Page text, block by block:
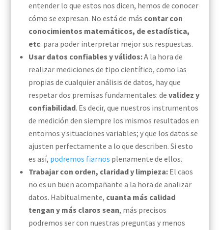
entender lo que estos nos dicen, hemos de conocer
cómo se expresan. No está de más contar con
conocimientos matemáticos, de estadística,
etc. para poder interpretar mejor sus respuestas.
Usar datos confiables y válidos:A la hora de
realizar mediciones de tipo científico, como las
propias de cualquieranálisis de datos, hay que
respetar dos premisas fundamentales: de validez y
confiabilidad. Es decir, que nuestros instrumentos
de medición den siempre los mismos resultados en
entornos y situaciones variables; y que los datos se
ajusten perfectamente a lo que describen. Si esto
es así, podremos fiarnos plenamente de ellos.
Trabajar con orden, claridad y limpieza: El caos
no es un buen acompañante a la hora de analizar
datos. Habitualmente, cuanta más calidad
tengan y más claros sean, más precisos
podremos ser con nuestras preguntas y menos